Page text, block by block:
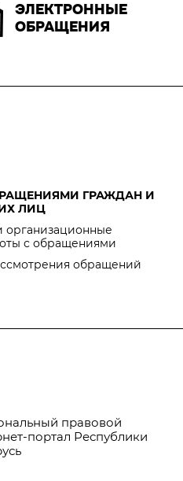
ЭЛЕКТРОННЫЕ
ОБРАЩЕНИЯ
ГРАЖДАН И
ЛИЦ
организационные
с обращениями
обращений
правовой
портал Республики